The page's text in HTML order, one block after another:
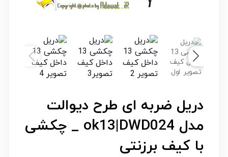
دریل ضربه ای طرح دیوالت
مدل ok13|DWD024 _ چکشی
با کیف برزنتی